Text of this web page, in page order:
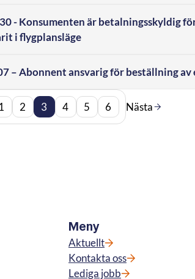
- Konsumenten är betalningsskyldig
i flygplansläge
– Abonnent ansvarig för beställning
2 3 4 5 6 Nästa
Meny
Aktuellt
Kontakta oss
Lediga jobb